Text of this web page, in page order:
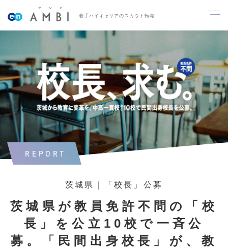
若手ハイキャリアのスカウト転職
REPORT
茨城県｜「校長」公募
茨城県が教員免許不問の「校
長」を公立10校で一斉公
募。「民間出身校長」が、教